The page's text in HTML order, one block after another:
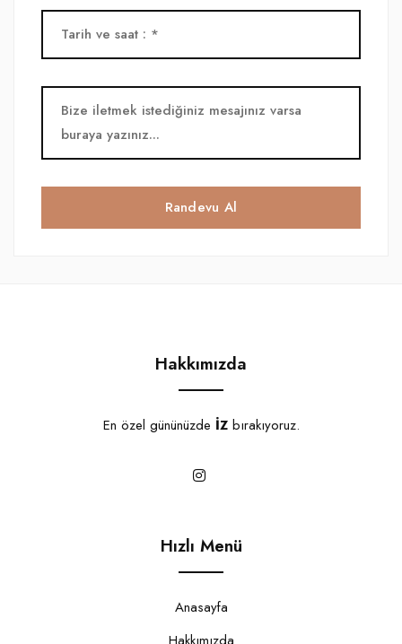
Randevu Al
Hakkımızda
En özel gününüzde İZbırakıyoruz.
Hızlı Menü
Anasayfa